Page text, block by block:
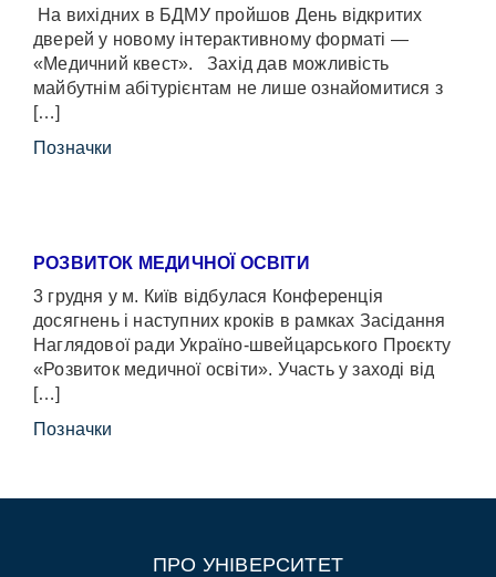
На вихідних в БДМУ пройшов День відкритих
дверей у новому інтерактивному форматі —
«Медичний квест». Захід дав можливість
майбутнім абітурієнтам не лише ознайомитися з
[…]
Позначки
РОЗВИТОК МЕДИЧНОЇ ОСВІТИ
3 грудня у м. Київ відбулася Конференція
досягнень і наступних кроків в рамках Засідання
Наглядової ради Україно-швейцарського Проєкту
«Розвиток медичної освіти». Участь у заході від
[…]
Позначки
ПРО УНІВЕРСИТЕТ